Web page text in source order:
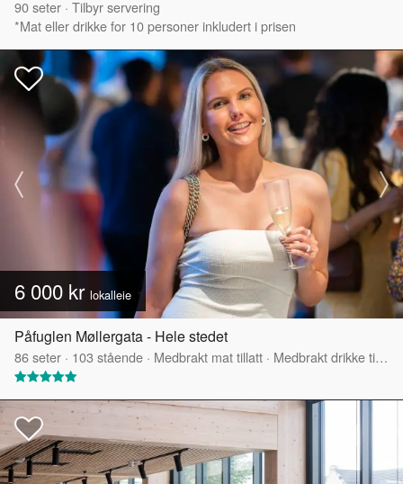
90seter · Tilbyr servering
*Mat eller drikke for 10 personer inkludert i prisen
6 000 kr lokalleie
Påfuglen Møllergata - Hele stedet
86seter · 103 stående · Medbrakt mat tillatt · Medbrakt drikke tillatt